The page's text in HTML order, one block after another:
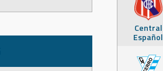
Central
Español